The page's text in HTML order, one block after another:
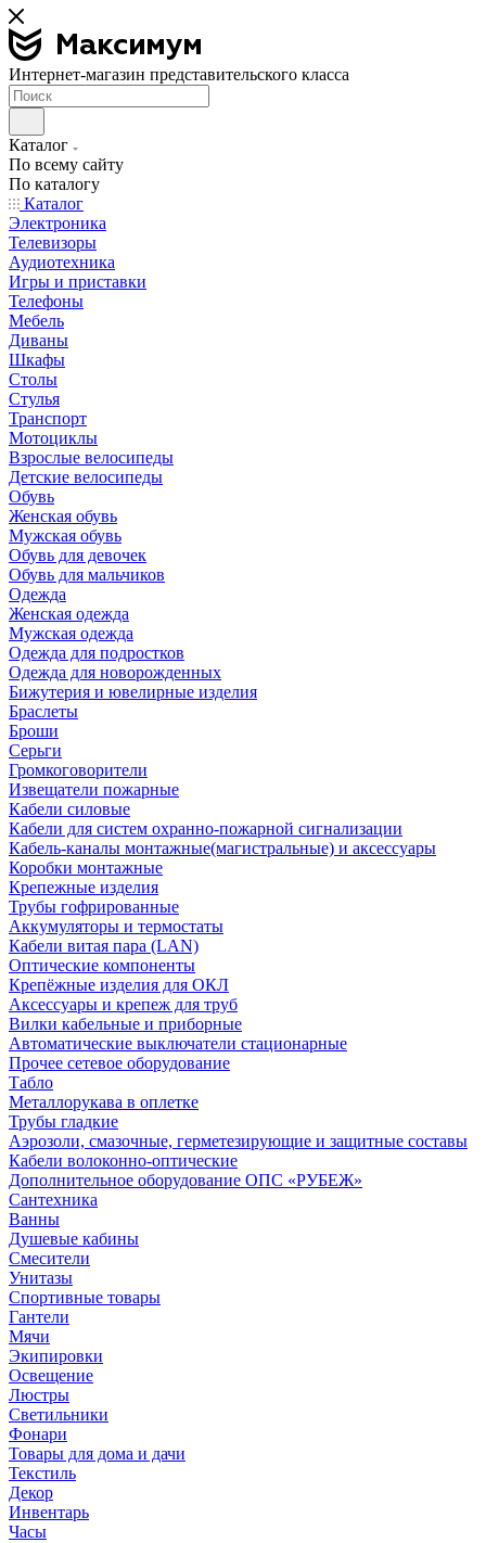
Интернет-магазин представительского класса
Каталог
По всему сайту
По каталогу
Каталог
Электроника
Телевизоры
Аудиотехника
Игры и приставки
Телефоны
Мебель
Диваны
Шкафы
Столы
Стулья
Транспорт
Мотоциклы
Взрослые велосипеды
Детские велосипеды
Обувь
Женская обувь
Мужская обувь
Обувь для девочек
Обувь для мальчиков
Одежда
Женская одежда
Мужская одежда
Одежда для подростков
Одежда для новорожденных
Бижутерия и ювелирные изделия
Браслеты
Броши
Серьги
Громкоговорители
Извещатели пожарные
Кабели силовые
Кабели для систем охранно-пожарной сигнализации
Кабель-каналы монтажные(магистральные) и аксессуары
Коробки монтажные
Крепежные изделия
Трубы гофрированные
Аккумуляторы и термостаты
Кабели витая пара (LAN)
Оптические компоненты
Крепёжные изделия для ОКЛ
Аксессуары и крепеж для труб
Вилки кабельные и приборные
Автоматические выключатели стационарные
Прочее сетевое оборудование
Табло
Металлорукава в оплетке
Трубы гладкие
Аэрозоли, смазочные, герметезирующие и защитные составы
Кабели волоконно-оптические
Дополнительное оборудование ОПС «РУБЕЖ»
Сантехника
Ванны
Душевые кабины
Смесители
Унитазы
Спортивные товары
Гантели
Мячи
Экипировки
Освещение
Люстры
Светильники
Фонари
Товары для дома и дачи
Текстиль
Декор
Инвентарь
Часы